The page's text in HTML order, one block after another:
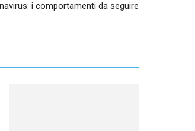
i comportamenti da seguire